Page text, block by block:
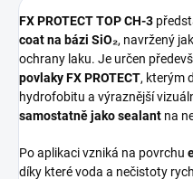
FX PROTECT TOP CH-3
coat na bázi SiO₂, navržený
ochrany laku. Je určen
povlaky FX PROTECT, kterým
hydrofobitu a výraznější
samostatně jako sealant na
Po aplikaci vzniká na povrchu
díky které voda a nečistoty